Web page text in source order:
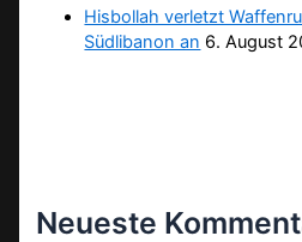
Hisbollah verletzt
Südlibanon an 6. August
Neueste